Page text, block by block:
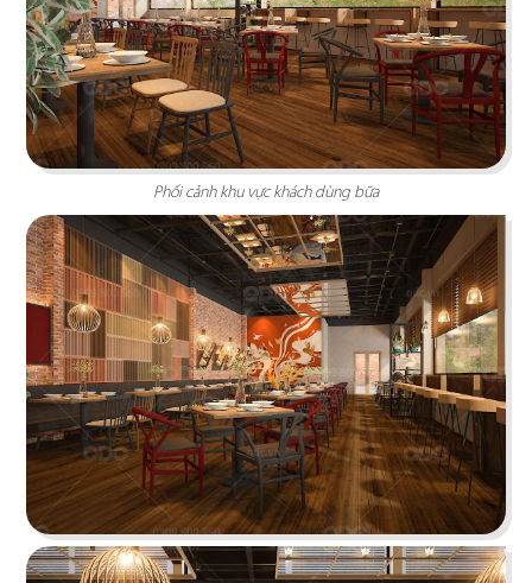
HIGHLANDS COFFEE
Highlands Sunwah do QDC Design & Build thi
công sở hữu không gian hai mặt tiền rộng rãi
cùng phong cách thiết kế hiện đại, sang trọng.
Chi tiết
Phối cảnh khu vực khách dùng bữa